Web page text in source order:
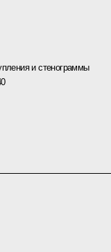
и стенограммы